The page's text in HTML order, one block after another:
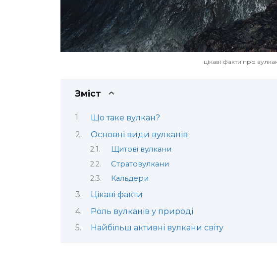
цікаві факти про
Зміст
Що таке вулкан?
Основні види вулканів
Щитові вулкани
Стратовулкани
Кальдери
Цікаві факти
Роль вулканів у природі
Найбільш активні вулкани світу